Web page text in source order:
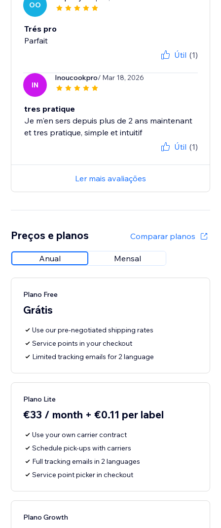
OO
Trés pro
Parfait
Útil (1)
IN
Inoucookpro/ Mar 18, 2026
tres pratique
Je m'en sers depuis plus de 2 ans maintenant
et tres pratique, simple et intuitif
Útil (1)
Ler mais avaliações
Preços e planos Comparar planos
Anual Mensal
Plano Free
Grátis
Use our pre-negotiated shipping rates
Service points in your checkout
Limited tracking emails for 2 language
Plano Lite
€33 / month + €0.11 per label
Use your own carrier contract
Schedule pick-ups with carriers
Full tracking emails in 2 languages
Service point picker in checkout
Plano Growth